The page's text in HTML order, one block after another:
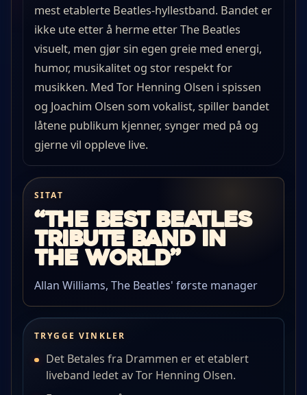
mest etablerte Beatles-hyllestband. Bandet er
ikke ute etter å herme etter The Beatles
visuelt, men gjør sin egen greie med energi,
humor, musikalitet og stor respekt for
musikken. Med Tor Henning Olsen i spissen
og Joachim Olsen som vokalist, spiller bandet
låtene publikum kjenner, synger med på og
gjerne vil oppleve live.
SITAT
“The best Beatles
tribute band in
the world”
Allan Williams, The Beatles' første manager
TRYGGE VINKLER
Det Betales fra Drammen er et etablert
liveband ledet av Tor Henning Olsen.